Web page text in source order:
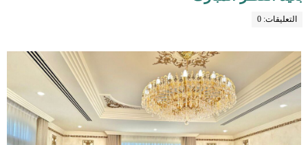
التعليقات: 0